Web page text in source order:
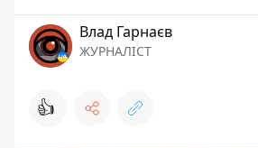
Влад Гарнаєв
ЖУРНАЛІСТ
👍